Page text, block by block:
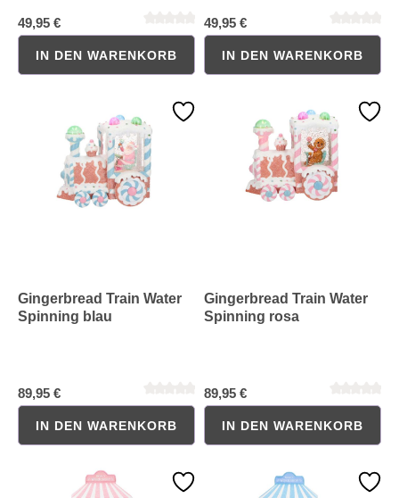
Durchschnittliche Bewertung von 0 von 5 SternenDurchschnittliche Bewertung
49,95 €
IN DEN WARENKORB
49,95 €
IN DEN WARENKORB
Gingerbread Train Water
Spinning blau
89,95 €
IN DEN WARENKORB
Gingerbread Train Water
Spinning rosa
89,95 €
IN DEN WARENKORB